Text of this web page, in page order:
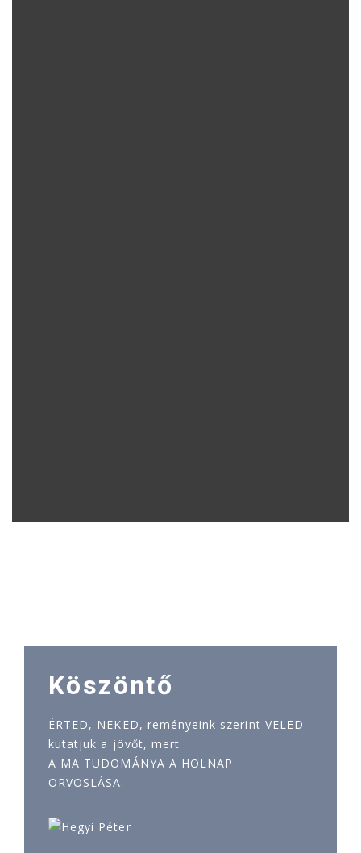
Köszöntő
ÉRTED, NEKED, reményeink szerint VELED
kutatjuk a jövőt, mert
A MA TUDOMÁNYA A HOLNAP
ORVOSLÁSA.